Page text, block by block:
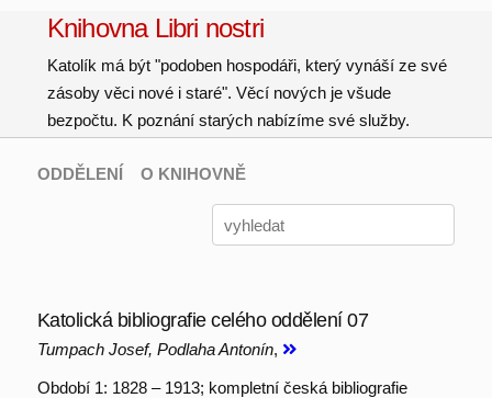
Knihovna Libri nostri
Katolík má být "podoben hospodáři, který vynáší ze své
zásoby věci nové i staré". Věcí nových je všude
bezpočtu. K poznání starých nabízíme své služby.
ODDĚLENÍ O KNIHOVNĚ
Katolická bibliografie celého oddělení 07
Tumpach Josef, Podlaha Antonín,
Období 1: 1828 – 1913; kompletní česká bibliografie